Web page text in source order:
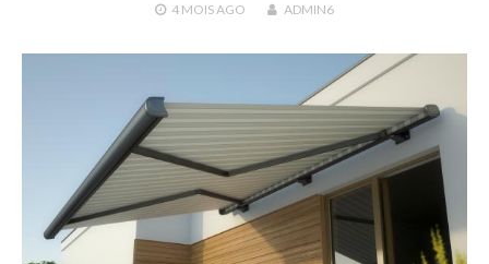
4 MOISAGO ADMIN6